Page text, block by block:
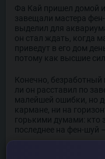
Фа Кай пришел домой и
завещали мастера
выделил для
он стал ждать, когда
приведут в его дом
потому как высшие
Конечно, безработный
ли он расставил по
малейшей ошибки, но
кармане, ни на
горькими думами: кто
последнее на фен-шуй